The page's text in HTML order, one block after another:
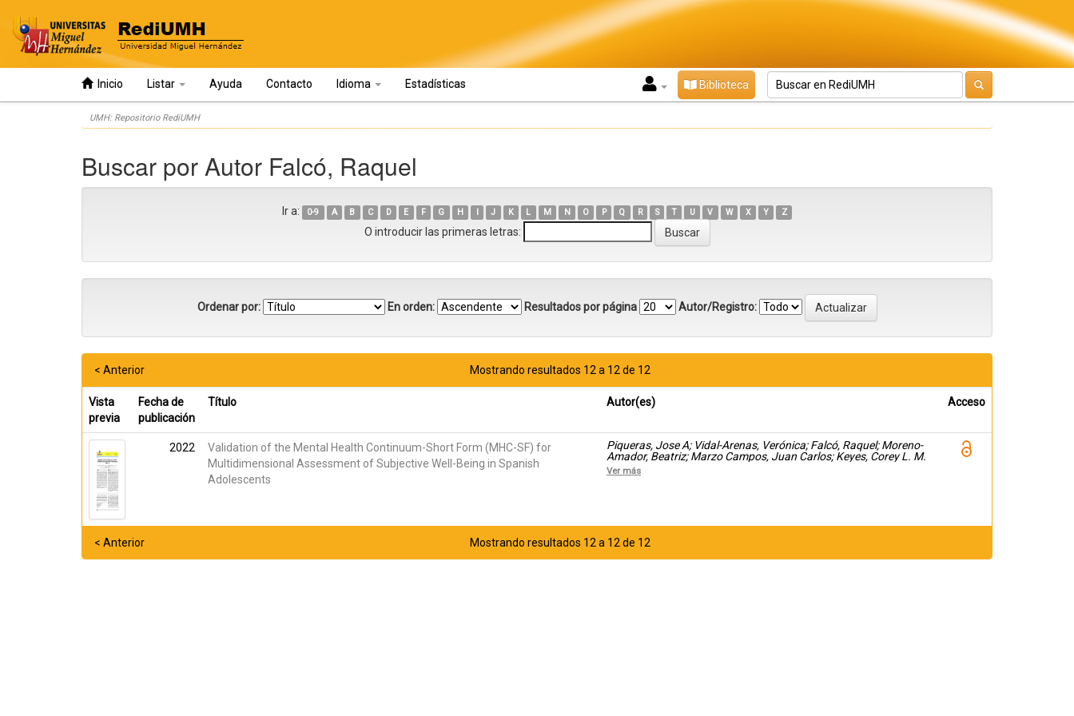
Inicio Listar Ayuda Contacto Idioma Estadísticas Biblioteca
UMH: Repositorio RediUMH
Buscar por Autor Falcó, Raquel
Ir a: 0-9 A B C D E F G H I J K L M N O P Q R S T U V W X Y Z
O introducir las primeras letras:
Ordenar por: En orden: Resultados por página Autor/Registro:
Mostrando resultados 12 a 12 de 12
< Anterior
Vista
previa
Fecha de
publicación
Título Autor(es) Acceso
2022
Validation of the Mental Health Continuum-Short Form (MHC-SF) for
Multidimensional Assessment of Subjective Well-Being in Spanish
Adolescents
Piqueras, Jose A; Vidal-Arenas, Verónica; Falcó, Raquel; Moreno-
Amador, Beatriz; Marzo Campos, Juan Carlos; Keyes, Corey L. M.
Ver más
Mostrando resultados 12 a 12 de 12
< Anterior